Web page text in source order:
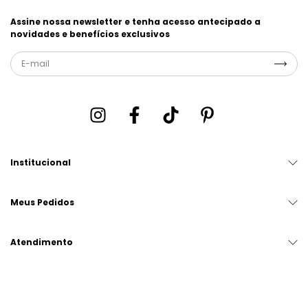
Assine nossa newsletter e tenha acesso antecipado a
novidades e benefícios exclusivos
Institucional
Meus Pedidos
Atendimento